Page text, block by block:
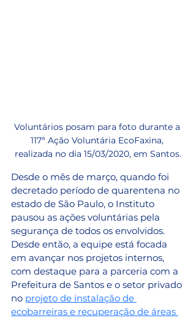
Voluntários posam para foto durante a
117ª Ação Voluntária EcoFaxina,
realizada no dia 15/03/2020, em Santos.
Desde o mês de março, quando foi
decretado período de quarentena no
estado de São Paulo, o Instituto
pausou as ações voluntárias pela
segurança de todos os envolvidos.
Desde então, a equipe está focada
em avançar nos projetos internos,
com destaque para a parceria com a
Prefeitura de Santos e o setor privado
no projeto de instalação de
ecobarreiras e recuperação de áreas